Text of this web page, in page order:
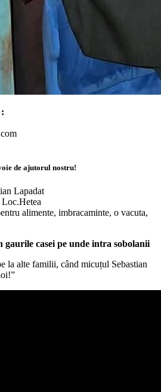
de ajutorul nostru!
Lapadat
alimente, imbracaminte, o vacuta,
gaurile casei pe unde intra sobolanii
la alte familii, când micuțul Sebastian